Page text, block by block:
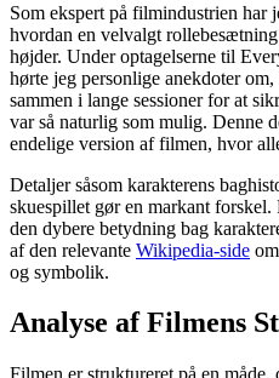
Som ekspert på filmindustrien har
hvordan en velvalgt
højder. Under optagelserne til
hørte jeg personlige anekdoter
sammen i lange sessioner for at
var så naturlig som mulig. Denne
endelige version af filmen, hvor
Detaljer såsom karakterens
skuespillet gør en markant forskel.
den dybere betydning bag
af den relevante Wikipedia-side
og symbolik.
Analyse af Filmens